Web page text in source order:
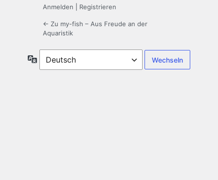
Anmelden Registrieren
← Zu my-fish – Aus Freude an der
Aquaristik
Sprache